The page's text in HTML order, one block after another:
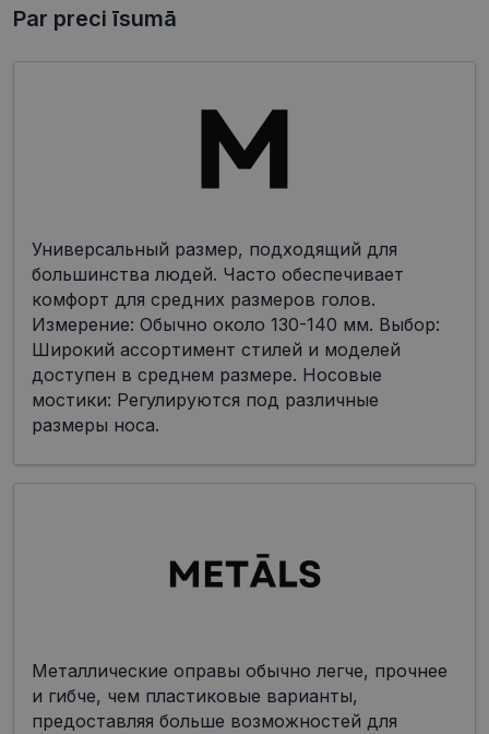
Par preci īsumā
Универсальный размер, подходящий для
большинства людей. Часто обеспечивает
комфорт для средних размеров голов.
Измерение: Обычно около 130-140 мм. Выбор:
Широкий ассортимент стилей и моделей
доступен в среднем размере. Носовые
мостики: Регулируются под различные
размеры носа.
Металлические оправы обычно легче, прочнее
и гибче, чем пластиковые варианты,
предоставляя больше возможностей для